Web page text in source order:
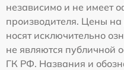
независимо и не имеет
производителя. Цены
носят исключительно
не являются публичной
ГК РФ. Названия и